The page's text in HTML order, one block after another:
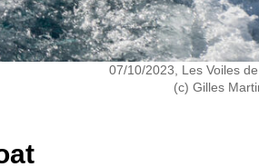
07/10/2023, Les Voiles
(c) Gilles